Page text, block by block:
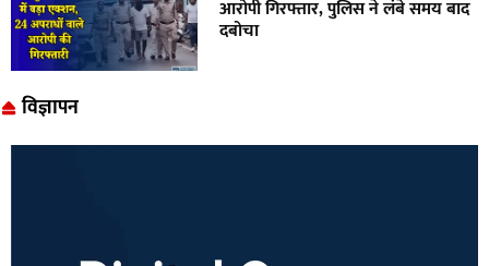
आरोपी गिरफ्तार, पुलिस ने लंबे समय बाद
दबोचा
विज्ञापन